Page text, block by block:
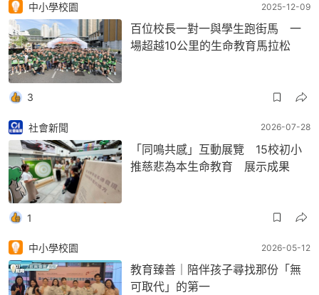
中小學校園 2025-12-09
百位校長一對一與學生跑街馬 一
場超越10公里的生命教育馬拉松
3
社會新聞 2026-07-28
「同鳴共感」互動展覽 15校初小
推慈悲為本生命教育 展示成果
1
中小學校園 2026-05-12
教育臻善｜陪伴孩子尋找那份「無
可取代」的第一